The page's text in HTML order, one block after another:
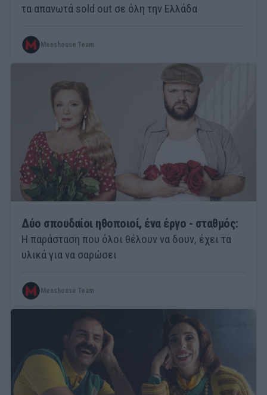
τα απανωτά sold out σε όλη την Ελλάδα
Menshouse Team
Δύο σπουδαίοι ηθοποιοί, ένα έργο - σταθμός:
Η παράσταση που όλοι θέλουν να δουν, έχει τα
υλικά για να σαρώσει
Menshouse Team